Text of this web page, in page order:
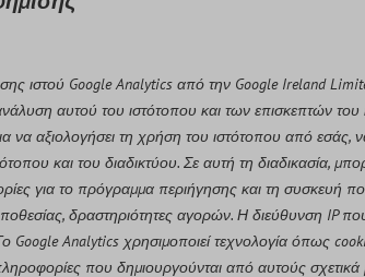
ιστού Google Analytics από την Google Ireland
αυτού του ιστότοπου και των επισκεπτών
να αξιολογήσει τη χρήση του ιστότοπου από
και του διαδικτύου. Σε αυτή τη
για το πρόγραμμα περιήγησης και τη συσκευή
δραστηριότητες αγορών. Η διεύθυνση IP
Το Google Analytics χρησιμοποιεί τεχνολογία
που δημιουργούνται από αυτούς